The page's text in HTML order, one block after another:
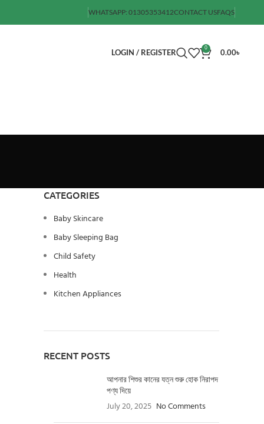
WHATSAPP: 01305353412CONTACT USFAQS
LOGIN / REGISTER 0 0.00৳
CATEGORIES
Baby Skincare
Baby Sleeping Bag
Child Safety
Health
Kitchen Appliances
RECENT POSTS
আপনার শিশুর কানের যত্ন শুরু হোক নিরাপদ
পণ্য দিয়ে
July 20, 2025 No Comments